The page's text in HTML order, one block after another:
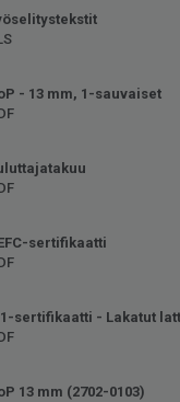
- 13 mm, 1-sauvaiset
sertifikaatti
sertifikaatti - Lakatut
13 mm (2702-0103)